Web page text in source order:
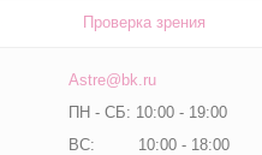
Проверка зрения
Astre@bk.ru
ПН - СБ: 10:00 - 19:00
ВС: 10:00 - 18:00